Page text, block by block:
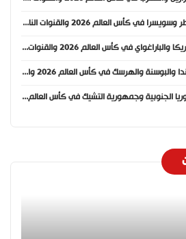
موعد مباراة قطر وسويسرا في كأس العالم 2026 والقنوات الناقلة
موعد مباراة أمريكا والباراغواي في كأس العالم 2026 والقنوات الناقلة
موعد مباراة كندا والبوسنة والهرسك في كأس العالم 2026 والقنوات الناقلة
موعد مباراة كوريا الجنوبية وجمهورية التشيك في كأس العالم 2026 والقنوات الناقلة